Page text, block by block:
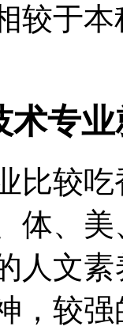
较于
术专
比较
体、
人文
，较